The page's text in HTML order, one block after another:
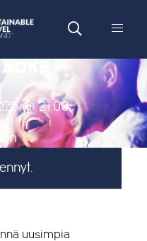
@ 21:00
uusimpia